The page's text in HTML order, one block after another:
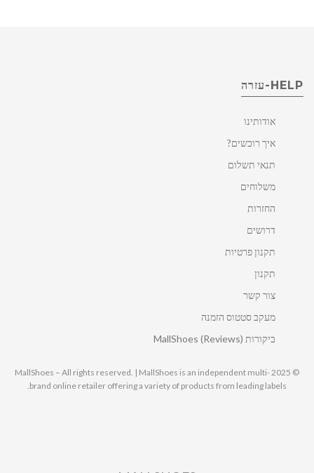
HELP-עזרה
אודותינו
איך רוכשים?
תנאי תשלום
משלוחים
החזרות
דרושים
תקנון פרטיות
תקנון
צור קשר
מעקב סטטוס הזמנה
ביקורות MallShoes (Reviews)
© 2025 MallShoes – All rights reserved. | MallShoes is an independent multi-
brand online retailer offering a variety of products from leading labels.